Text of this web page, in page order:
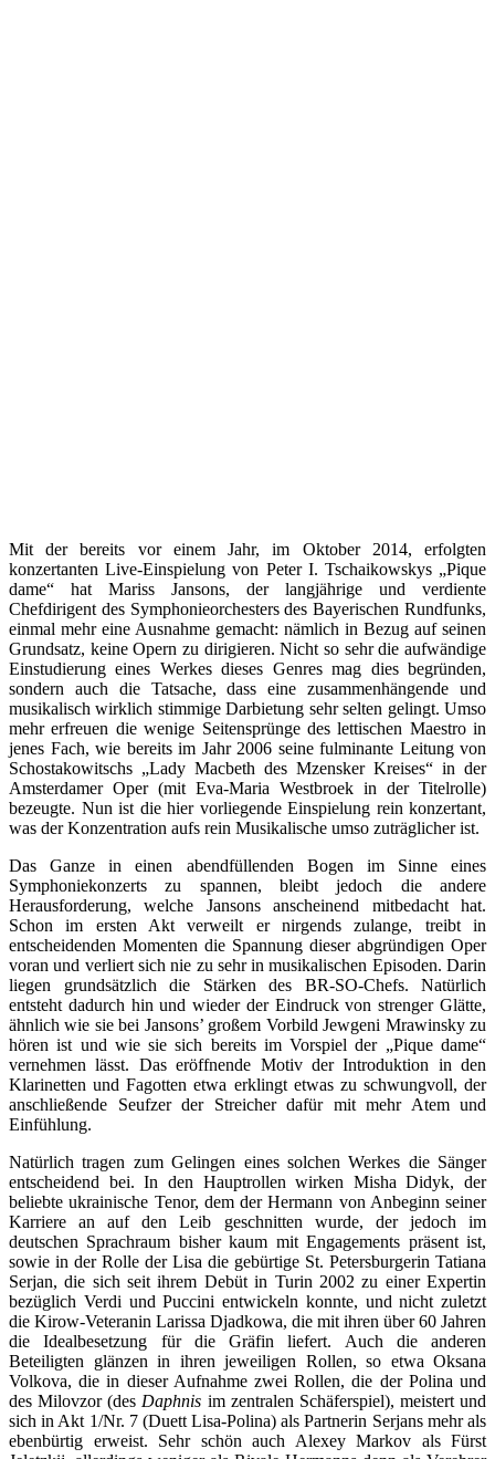
Mit der bereits vor einem Jahr, im Oktober 2014, erfolgten
konzertanten Live-Einspielung von Peter I. Tschaikowskys „Pique
dame“ hat Mariss Jansons, der langjährige und verdiente
Chefdirigent des Symphonieorchesters des Bayerischen Rundfunks,
einmal mehr eine Ausnahme gemacht: nämlich in Bezug auf seinen
Grundsatz, keine Opern zu dirigieren. Nicht so sehr die aufwändige
Einstudierung eines Werkes dieses Genres mag dies begründen,
sondern auch die Tatsache, dass eine zusammenhängende und
musikalisch wirklich stimmige Darbietung sehr selten gelingt. Umso
mehr erfreuen die wenige Seitensprünge des lettischen Maestro in
jenes Fach, wie bereits im Jahr 2006 seine fulminante Leitung von
Schostakowitschs „Lady Macbeth des Mzensker Kreises“ in der
Amsterdamer Oper (mit Eva-Maria Westbroek in der Titelrolle)
bezeugte. Nun ist die hier vorliegende Einspielung rein konzertant,
was der Konzentration aufs rein Musikalische umso zuträglicher ist.
Das Ganze in einen abendfüllenden Bogen im Sinne eines
Symphoniekonzerts zu spannen, bleibt jedoch die andere
Herausforderung, welche Jansons anscheinend mitbedacht hat.
Schon im ersten Akt verweilt er nirgends zulange, treibt in
entscheidenden Momenten die Spannung dieser abgründigen Oper
voran und verliert sich nie zu sehr in musikalischen Episoden. Darin
liegen grundsätzlich die Stärken des BR-SO-Chefs. Natürlich
entsteht dadurch hin und wieder der Eindruck von strenger Glätte,
ähnlich wie sie bei Jansons’ großem Vorbild Jewgeni Mrawinsky zu
hören ist und wie sie sich bereits im Vorspiel der „Pique dame“
vernehmen lässt. Das eröffnende Motiv der Introduktion in den
Klarinetten und Fagotten etwa erklingt etwas zu schwungvoll, der
anschließende Seufzer der Streicher dafür mit mehr Atem und
Einfühlung.
Natürlich tragen zum Gelingen eines solchen Werkes die Sänger
entscheidend bei. In den Hauptrollen wirken Misha Didyk, der
beliebte ukrainische Tenor, dem der Hermann von Anbeginn seiner
Karriere an auf den Leib geschnitten wurde, der jedoch im
deutschen Sprachraum bisher kaum mit Engagements präsent ist,
sowie in der Rolle der Lisa die gebürtige St. Petersburgerin Tatiana
Serjan, die sich seit ihrem Debüt in Turin 2002 zu einer Expertin
bezüglich Verdi und Puccini entwickeln konnte, und nicht zuletzt
die Kirow-Veteranin Larissa Djadkowa, die mit ihren über 60 Jahren
die Idealbesetzung für die Gräfin liefert. Auch die anderen
Beteiligten glänzen in ihren jeweiligen Rollen, so etwa Oksana
Volkova, die in dieser Aufnahme zwei Rollen, die der Polina und
des Milovzor (des Daphnis im zentralen Schäferspiel), meistert und
sich in Akt 1/Nr. 7 (Duett Lisa-Polina) als Partnerin Serjans mehr als
ebenbürtig erweist. Sehr schön auch Alexey Markov als Fürst